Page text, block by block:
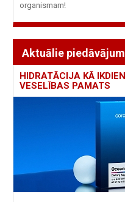
organismam!
Aktuālie
HIDRATĀCIJA KĀ
VESELĪBAS PAMATS